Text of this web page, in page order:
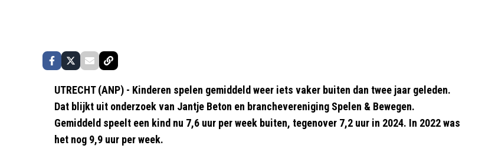
UTRECHT (ANP) - Kinderen spelen gemiddeld weer iets vaker buiten dan twee jaar geleden.
Dat blijkt uit onderzoek van Jantje Beton en branchevereniging Spelen & Bewegen.
Gemiddeld speelt een kind nu 7,6 uur per week buiten, tegenover 7,2 uur in 2024. In 2022 was
het nog 9,9 uur per week.